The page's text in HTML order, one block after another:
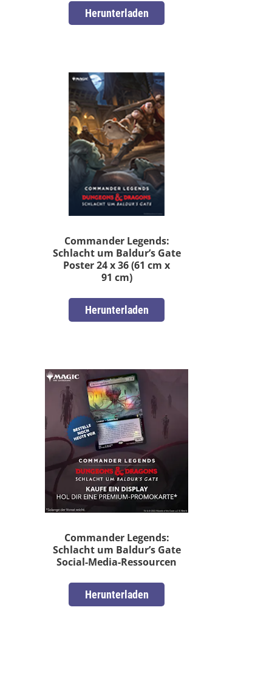
Herunterladen
Commander Legends:
Schlacht um Baldur’s Gate
Poster 24 x 36 (61 cm x
91 cm)
Herunterladen
Commander Legends:
Schlacht um Baldur’s Gate
Social-Media-Ressourcen
Herunterladen